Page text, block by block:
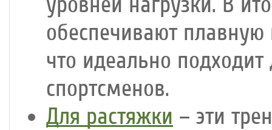
обеспечивают
что идеально
спортсменов.
Для растяжки – эти